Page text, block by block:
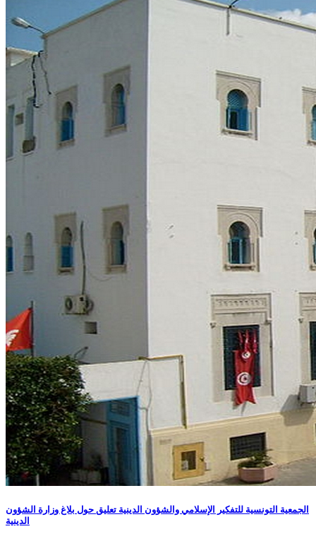
الجمعية التونسية للتفكير الإسلامي والشؤون الدينية تعليق حول بلاغ وزارة الشؤون
الدينية